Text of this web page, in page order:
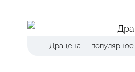
Драцена — популярное